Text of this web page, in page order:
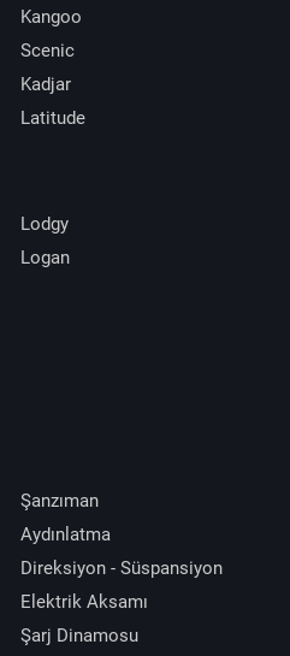
Kangoo
Scenic
Kadjar
Latitude
Lodgy
Logan
Şanzıman
Aydınlatma
Direksiyon - Süspansiyon
Elektrik Aksamı
Şarj Dinamosu